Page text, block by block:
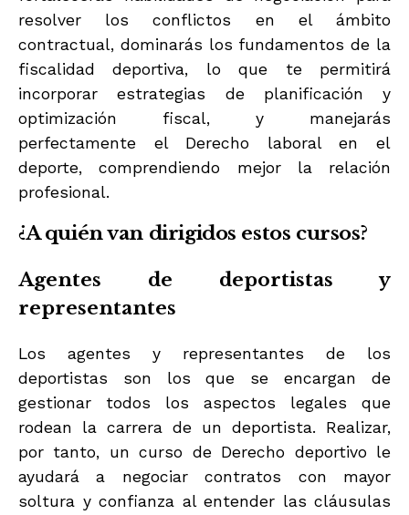
resolver los conflictos en el ámbito
contractual, dominarás los fundamentos de la
fiscalidad deportiva, lo que te permitirá
incorporar estrategias de planificación y
optimización fiscal, y manejarás
perfectamente el Derecho laboral en el
deporte, comprendiendo mejor la relación
profesional.
¿A quién van dirigidos estos cursos?
Agentes de deportistas y
representantes
Los agentes y representantes de los
deportistas son los que se encargan de
gestionar todos los aspectos legales que
rodean la carrera de un deportista. Realizar,
por tanto, un curso de Derecho deportivo le
ayudará a negociar contratos con mayor
soltura y confianza al entender las cláusulas